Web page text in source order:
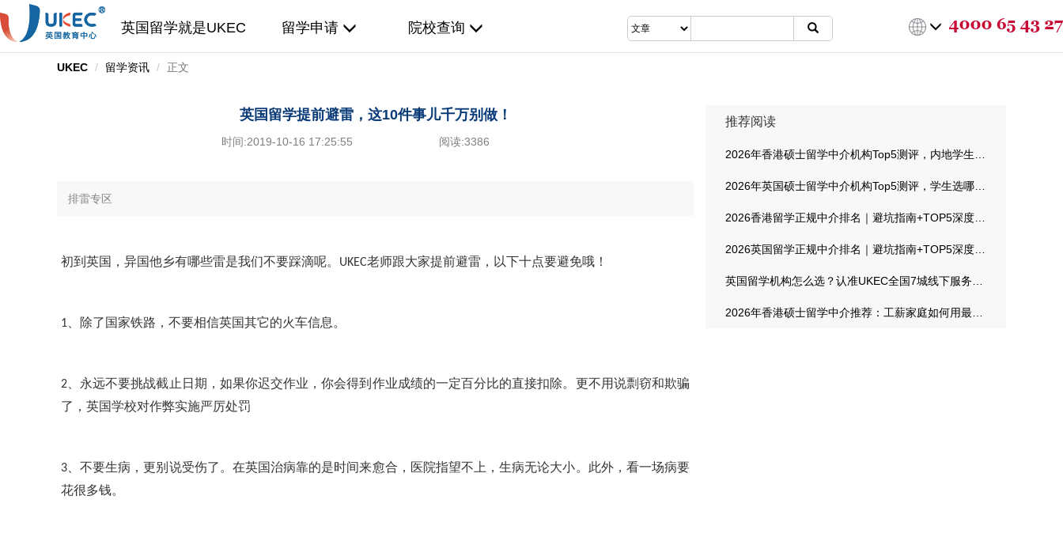
英国留学就是UKEC 留学申请 院校查询
UKEC 留学资讯 正文
英国留学提前避雷，这10件事儿千万别做！
时间:2019-10-16 17:25:55 阅读:3386
排雷专区
初到英国，异国他乡有哪些雷是我们不要踩滴呢。UKEC老师跟大家提前避雷，以下十点要避免哦！
1 、除了国家铁路，不要相信英国其它的火车信息。
2 、永远不要挑战截止日期，如果你迟交作业，你会得到作业成绩的一定百分比的直接扣除。更不用说剽窃和欺骗
了，英国学校对作弊实施严厉处罚
3 、不要生病，更别说受伤了。在英国治病靠的是时间来愈合，医院指望不上，生病无论大小。此外，看一场病要
花很多钱。
推荐阅读